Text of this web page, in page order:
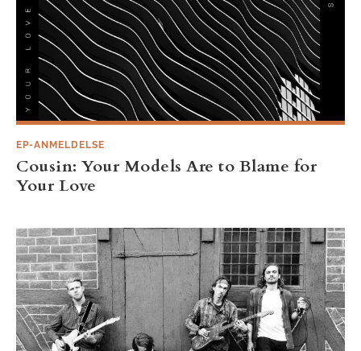
EP-ANMELDELSE
Cousin: Your Models Are to Blame for
Your Love